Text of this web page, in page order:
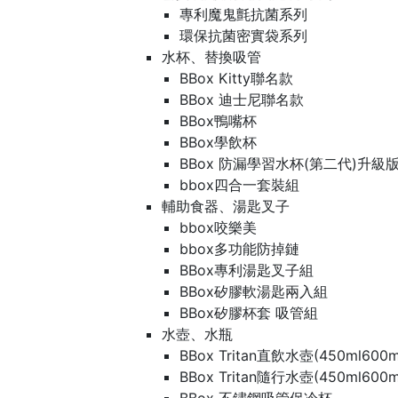
專利魔鬼氈抗菌系列
環保抗菌密實袋系列
水杯、替換吸管
BBox Kitty聯名款
BBox 迪士尼聯名款
BBox鴨嘴杯
BBox學飲杯
BBox 防漏學習水杯(第二代)升級版
bbox四合一套裝組
輔助食器、湯匙叉子
bbox咬樂美
bbox多功能防掉鏈
BBox專利湯匙叉子組
BBox矽膠軟湯匙兩入組
BBox矽膠杯套 吸管組
水壺、水瓶
BBox Tritan直飲水壺
BBox Tritan隨行水壺